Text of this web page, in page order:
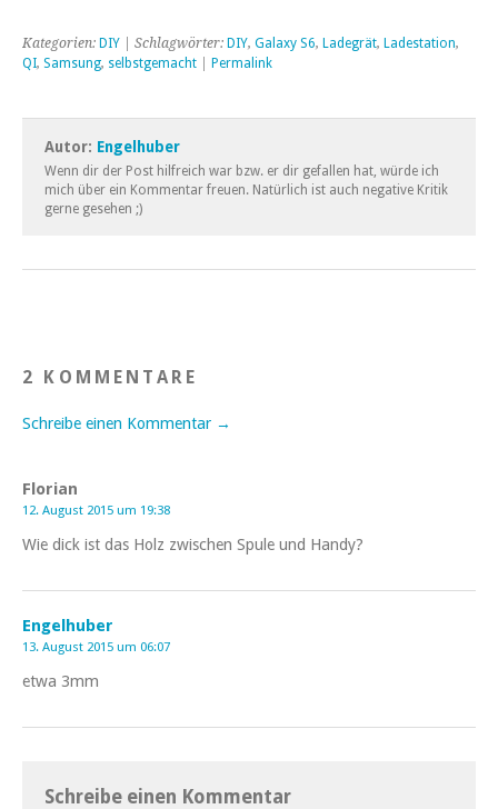
Kategorien: DIY | Schlagwörter: DIY, Galaxy S6, Ladegrät, Ladestation,
QI, Samsung, selbstgemacht Permalink
Autor: Engelhuber
Wenn dir der Post hilfreich war bzw. er dir gefallen hat, würde ich
mich über ein Kommentar freuen. Natürlich ist auch negative Kritik
gerne gesehen ;)
2 KOMMENTARE
Schreibe einen Kommentar →
Florian
12. August 2015 um 19:38
Wie dick ist das Holz zwischen Spule und Handy?
Engelhuber
13. August 2015 um 06:07
etwa 3mm
Schreibe einen Kommentar